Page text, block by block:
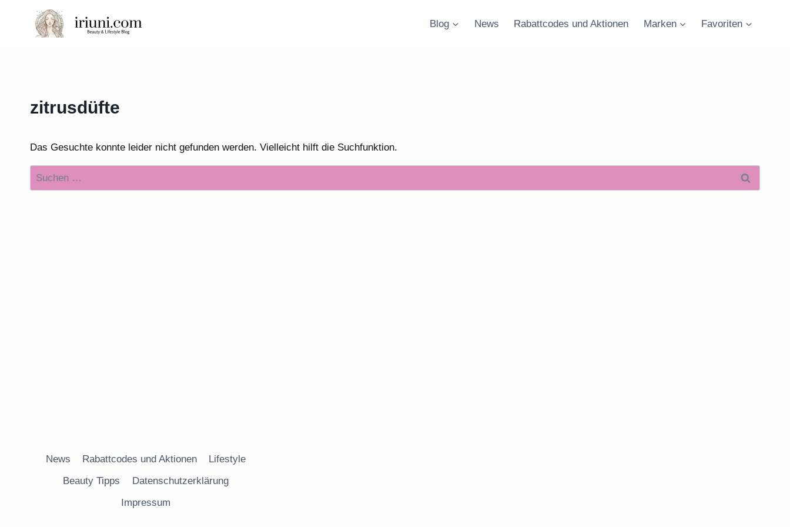
springen
Blog News Rabattcodes und Aktionen Marken Favoriten
zitrusdüfte
Das Gesuchte konnte leider nicht gefunden werden. Vielleicht hilft die Suchfunktion.
Suchen
nach:
News Rabattcodes und Aktionen
Lifestyle
Beauty Tipps
Datenschutzerklärung
Impressum